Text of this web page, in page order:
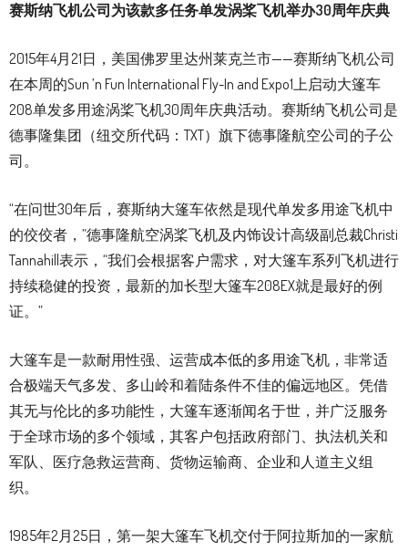
赛斯纳飞机公司为该款多任务单发涡桨飞机举办30周年庆典
2015年4月21日，美国佛罗里达州莱克兰市——赛斯纳飞机公司
在本周的Sun ’n Fun International Fly-In and Expo1上启动大篷车
208单发多用途涡桨飞机30周年庆典活动。赛斯纳飞机公司是
德事隆集团（纽交所代码：TXT）旗下德事隆航空公司的子公
司。
“在问世30年后，赛斯纳大篷车依然是现代单发多用途飞机中
的佼佼者，”德事隆航空涡桨飞机及内饰设计高级副总裁Christi
Tannahill表示，“我们会根据客户需求，对大篷车系列飞机进行
持续稳健的投资，最新的加长型大篷车208EX就是最好的例
证。”
大篷车是一款耐用性强、运营成本低的多用途飞机，非常适
合极端天气多发、多山岭和着陆条件不佳的偏远地区。凭借
其无与伦比的多功能性，大篷车逐渐闻名于世，并广泛服务
于全球市场的多个领域，其客户包括政府部门、执法机关和
军队、医疗急救运营商、货物运输商、企业和人道主义组
织。
1985年2月25日，第一架大篷车飞机交付于阿拉斯加的一家航